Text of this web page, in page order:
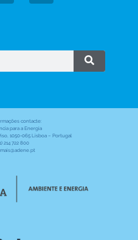
contacte:
para a Energia
1050-065 Lisboa – Portugal
214 722 800